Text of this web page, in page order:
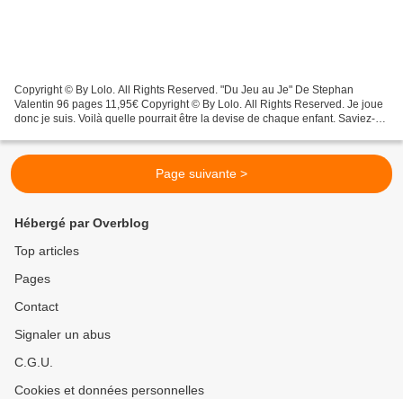
Copyright © By Lolo. All Rights Reserved. "Du Jeu au Je" De Stephan
Valentin 96 pages 11,95€ Copyright © By Lolo. All Rights Reserved. Je joue
donc je suis. Voilà quelle pourrait être la devise de chaque enfant. Saviez-
Page suivante >
Hébergé par Overblog
Top articles
Pages
Contact
Signaler un abus
C.G.U.
Cookies et données personnelles